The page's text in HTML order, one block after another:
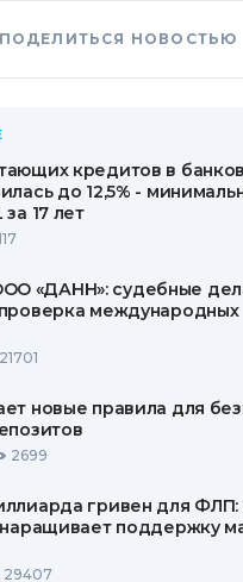
ПОДЕЛИТЬСЯ НОВОСТЬЮ
кредитов в
до 12,5% -
17 лет
«ДАНН»: судебные
международных
21701
новые правила для
2699
гривен для ФЛП:
наращивает поддержку
29407